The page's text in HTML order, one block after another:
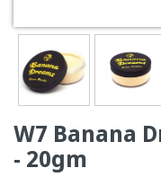
W7 Banana
- 20gm